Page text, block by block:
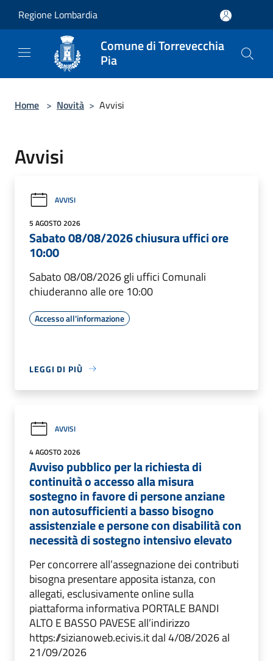
Regione Lombardia
Comune di Torrevecchia
Pia
Home > Novità > Avvisi
Avvisi
AVVISI
5 AGOSTO 2026
Sabato 08/08/2026 chiusura uffici ore
10:00
Sabato 08/08/2026 gli uffici Comunali
chiuderanno alle ore 10:00
Accesso all'informazione
LEGGI DI PIÙ
AVVISI
4 AGOSTO 2026
Avviso pubblico per la richiesta di
continuità o accesso alla misura
sostegno in favore di persone anziane
non autosufficienti a basso bisogno
assistenziale e persone con disabilità con
necessità di sostegno intensivo elevato
Per concorrere all’assegnazione dei contributi
bisogna presentare apposita istanza, con
allegati, esclusivamente online sulla
piattaforma informativa PORTALE BANDI
ALTO E BASSO PAVESE all’indirizzo
https://sizianoweb.ecivis.it dal 4/08/2026 al
21/09/2026